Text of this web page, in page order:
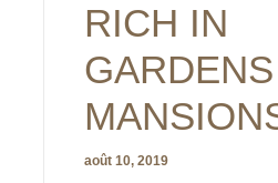
RICH IN
août 10, 2019